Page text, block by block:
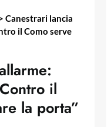
Canestrari lancia
il Como serve
il
la porta”